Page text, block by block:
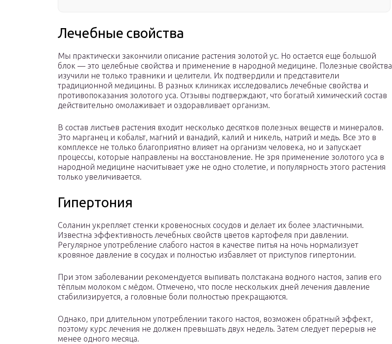
Лечебные свойства
Мы практически закончили описание растения золотой ус. Но остается еще большой
блок — это целебные свойства и применение в народной медицине. Полезные свойства
изучили не только травники и целители. Их подтвердили и представители
традиционной медицины. В разных клиниках исследовались лечебные свойства и
противопоказания золотого уса. Отзывы подтверждают, что богатый химический состав
действительно омолаживает и оздоравливает организм.
В состав листьев растения входит несколько десятков полезных веществ и минералов.
Это марганец и кобальт, магний и ванадий, калий и никель, натрий и медь. Все это в
комплексе не только благоприятно влияет на организм человека, но и запускает
процессы, которые направлены на восстановление. Не зря применение золотого уса в
народной медицине насчитывает уже не одно столетие, и популярность этого растения
только увеличивается.
Гипертония
Соланин укрепляет стенки кровеносных сосудов и делает их более эластичными.
Известна эффективность лечебных свойств цветов картофеля при давлении.
Регулярное употребление слабого настоя в качестве питья на ночь нормализует
кровяное давление в сосудах и полностью избавляет от приступов гипертонии.
При этом заболевании рекомендуется выпивать полстакана водного настоя, запив его
тёплым молоком с мёдом. Отмечено, что после нескольких дней лечения давление
стабилизируется, а головные боли полностью прекращаются.
Однако, при длительном употреблении такого настоя, возможен обратный эффект,
поэтому курс лечения не должен превышать двух недель. Затем следует перерыв не
менее одного месяца.